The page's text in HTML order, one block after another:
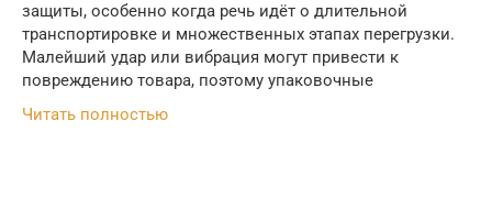
защиты, особенно когда речь идёт о длительной
транспортировке и множественных этапах перегрузки.
Малейший удар или вибрация могут привести к
повреждению товара, поэтому упаковочные
Читать полностью